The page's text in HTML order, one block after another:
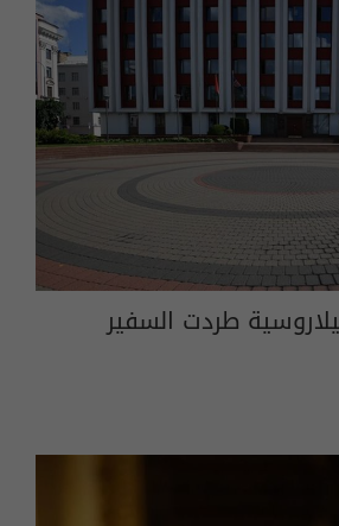
طردت السفير